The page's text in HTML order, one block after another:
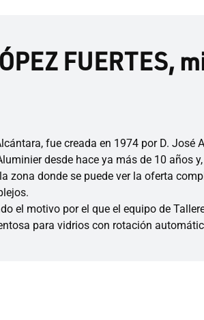
FUERTES,
fue creada en 1974 por D.
desde hace ya más de 10 años
zona donde se puede ver la oferta
el motivo por el que el equipo de
para vidrios con rotación